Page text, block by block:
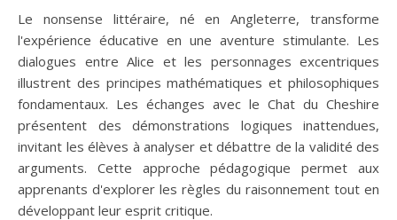
Le nonsense littéraire, né en Angleterre, transforme
l'expérience éducative en une aventure stimulante. Les
dialogues entre Alice et les personnages excentriques
illustrent des principes mathématiques et philosophiques
fondamentaux. Les échanges avec le Chat du Cheshire
présentent des démonstrations logiques inattendues,
invitant les élèves à analyser et débattre de la validité des
arguments. Cette approche pédagogique permet aux
apprenants d'explorer les règles du raisonnement tout en
développant leur esprit critique.